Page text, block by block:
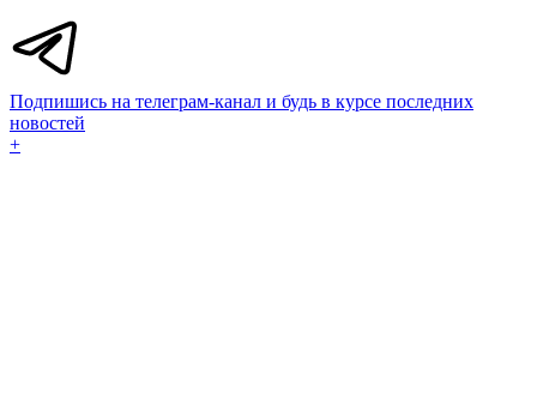
Подпишись на телеграм-канал и будь в курсе последних
новостей
+